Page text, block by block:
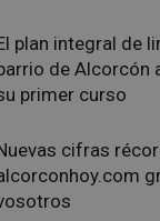
plan integral de
de Alcorcón
primer curso
cifras